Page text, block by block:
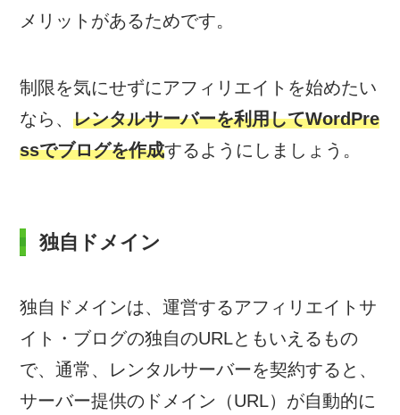
メリットがあるためです。
制限を気にせずにアフィリエイトを始めたい
なら、レンタルサーバーを利用してWordPre
ssでブログを作成するようにしましょう。
独自ドメイン
独自ドメインは、運営するアフィリエイトサ
イト・ブログの独自のURLともいえるもの
で、通常、レンタルサーバーを契約すると、
サーバー提供のドメイン（URL）が自動的に